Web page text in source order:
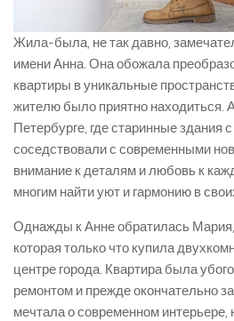
Жила-была, не так давно,
имени Анна. Она обожала
квартиры в уникальные
жителю было приятно находиться.
Петербурге, где старинные
соседствовали с современными
внимание к деталям и любовь к
многим найти уют и гармонию в
Однажды к Анне обратилась
которая только что купила
центре города. Квартира была
ремонтом и прежде окончательно
мечтала о современном